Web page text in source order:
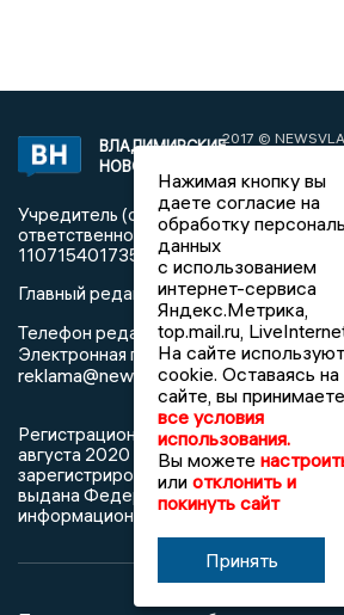
ВЛАДИМИРСКИЕ
НОВОСТИ
2017 ©
Владимирские
Учредитель (соучредители):
ответственностью
1107154017354)
Главный редактор: Мазов С. А.
Телефон редакции:8 (4922) 666916
Электронная почта редакции:
reklama@newsvladimir.ru
Регистрационный номер: серия Эл №
августа 2020 г. согласно выписке из
зарегистрированных средств
выдана Федеральной службой по
информационных технологий и
Нажимая кнопку вы
даете согласие на
обработку
данных
с использованием
интернет-сервиса
Яндекс.Метрика,
top.mail.ru,
На сайте
cookie. Оставаясь на
сайте, вы принимаете
все условия
использования.
Вы можете
или отклонить и
покинуть сайт
Принять